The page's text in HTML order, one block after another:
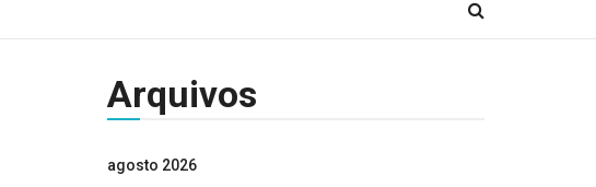
Arquivos
agosto 2026